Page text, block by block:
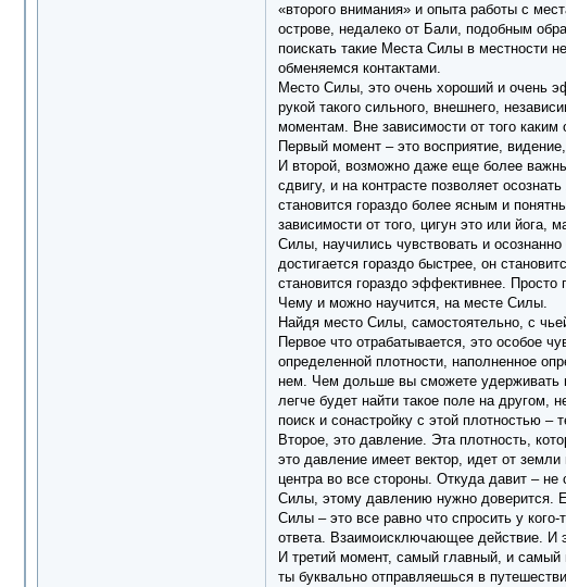
«второго внимания» и опыта работы с
острове, недалеко от Бали, подобным
поискать такие Места Силы в местности
обменяемся контактами.
Место Силы, это очень хороший и очень
рукой такого сильного, внешнего,
моментам. Вне зависимости от того
Первый момент – это восприятие,
И второй, возможно даже еще более
сдвигу, и на контрасте позволяет
становится гораздо более ясным и
зависимости от того, цигун это или
Силы, научились чувствовать и
достигается гораздо быстрее, он
становится гораздо эффективнее. Просто
Чему и можно научится, на месте Силы.
Найдя место Силы, самостоятельно, с
Первое что отрабатывается, это особое
определенной плотности, наполненное
нем. Чем дольше вы сможете удерживать
легче будет найти такое поле на другом,
поиск и сонастройку с этой плотностью
Второе, это давление. Эта плотность,
это давление имеет вектор, идет от
центра во все стороны. Откуда давит –
Силы, этому давлению нужно доверится.
Силы – это все равно что спросить у
ответа. Взаимоисключающее действие. И
И третий момент, самый главный, и
ты буквально отправляешься в